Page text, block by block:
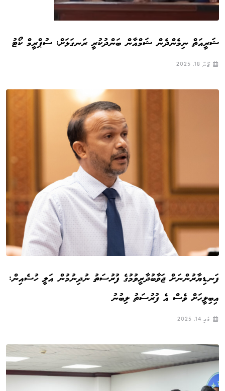
ޝަރީއަތް ނިމެންދެން ޝަމްއާން ބަންދުކުރީ ރަނގަޅަށް: ސުޕްރީމް ކޯޓު
ޖޫން 18, 2025
ފަނޑިޔާރުންނަށް ޖަވާބުދާރީވުމުގެ ފުރުސަތު ނުދިނުމުން އަލީ ހުސެއިން:
އިބިލީހަށް ވެސް އެ ފުރުސަތު ލިބުނު
މެއި 14, 2025